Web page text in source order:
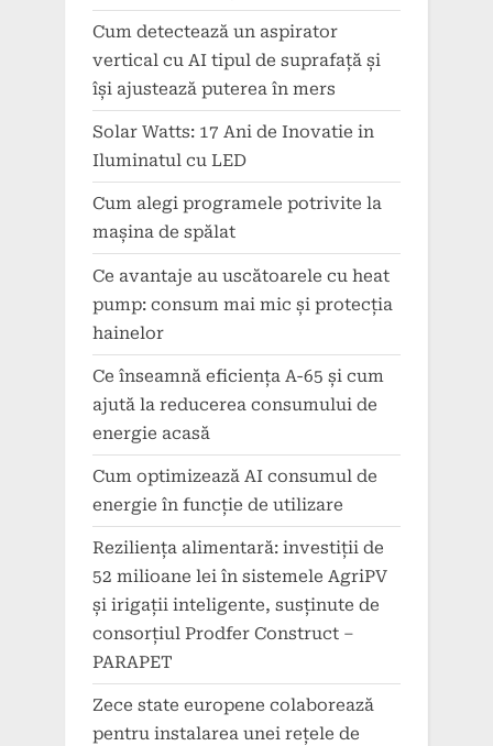
Cum detectează un aspirator
vertical cu AI tipul de suprafață și
își ajustează puterea în mers
Solar Watts: 17 Ani de Inovatie in
Iluminatul cu LED
Cum alegi programele potrivite la
mașina de spălat
Ce avantaje au uscătoarele cu heat
pump: consum mai mic și protecția
hainelor
Ce înseamnă eficiența A-65 și cum
ajută la reducerea consumului de
energie acasă
Cum optimizează AI consumul de
energie în funcție de utilizare
Reziliența alimentară: investiții de
52 milioane lei în sistemele AgriPV
și irigații inteligente, susținute de
consorțiul Prodfer Construct –
PARAPET
Zece state europene colaborează
pentru instalarea unei rețele de